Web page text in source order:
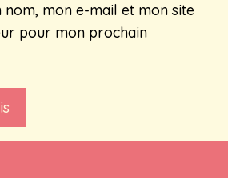
mon e-mail et mon site
pour mon prochain